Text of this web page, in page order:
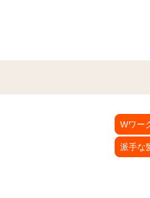
Wワー
派手な